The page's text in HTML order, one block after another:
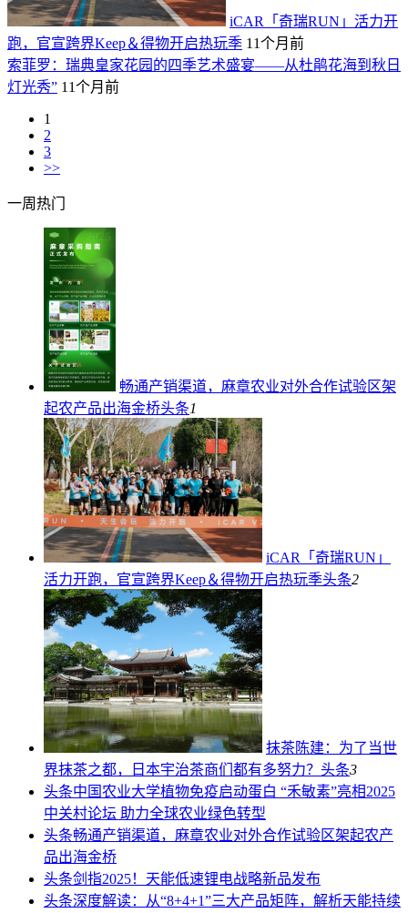
iCAR「奇瑞RUN」活力开
跑，官宣跨界Keep＆得物开启热玩季 11个月前
索菲罗：瑞典皇家花园的四季艺术盛宴——从杜鹃花海到秋日
灯光秀” 11个月前
1
2
3
>>
一周热门
畅通产销渠道，麻章农业对外合作试验区架
起农产品出海金桥头条1
iCAR「奇瑞RUN」
活力开跑，官宣跨界Keep＆得物开启热玩季头条2
抹茶陈建：为了当世
界抹茶之都，日本宇治茶商们都有多努力？ 头条3
头条中国农业大学植物免疫启动蛋白 “禾敏素”亮相2025
中关村论坛 助力全球农业绿色转型
头条畅通产销渠道，麻章农业对外合作试验区架起农产
品出海金桥
头条剑指2025！天能低速锂电战略新品发布
头条深度解读：从“8+4+1”三大产品矩阵，解析天能持续